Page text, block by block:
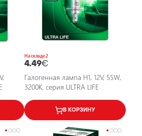
На складе 2
4.49€
Галогенная лампа H1, 12V, 55W,
3200K, серия ULTRA LIFE
В КОРЗИНУ